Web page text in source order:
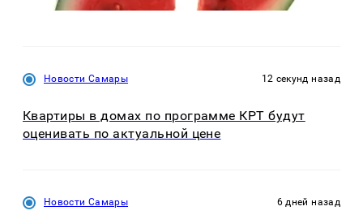
Новости Самары 12 секунд назад
Квартиры в домах по программе КРТ будут
оценивать по актуальной цене
Новости Самары 6 дней назад